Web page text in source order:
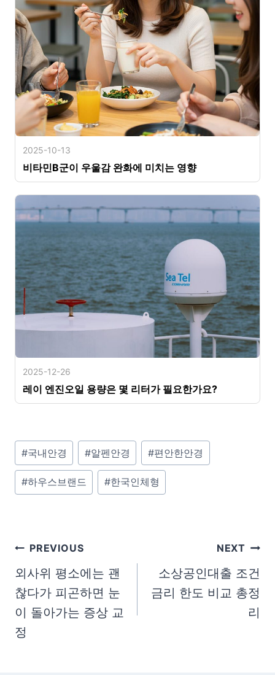
2025-10-13
비타민B군이 우울감 완화에 미치는 영향
2025-12-26
레이 엔진오일 용량은 몇 리터가 필요한가요?
P
o
a
s
:
#국내안경 #알펜안경 #편안한안경
#하우스브랜드 #한국인체형
글
탐
색
PREVIOUS
외사위 평소에는 괜
찮다가 피곤하면 눈
이 돌아가는 증상 교
정
NEXT
소상공인대출 조건
금리 한도 비교 총정
리